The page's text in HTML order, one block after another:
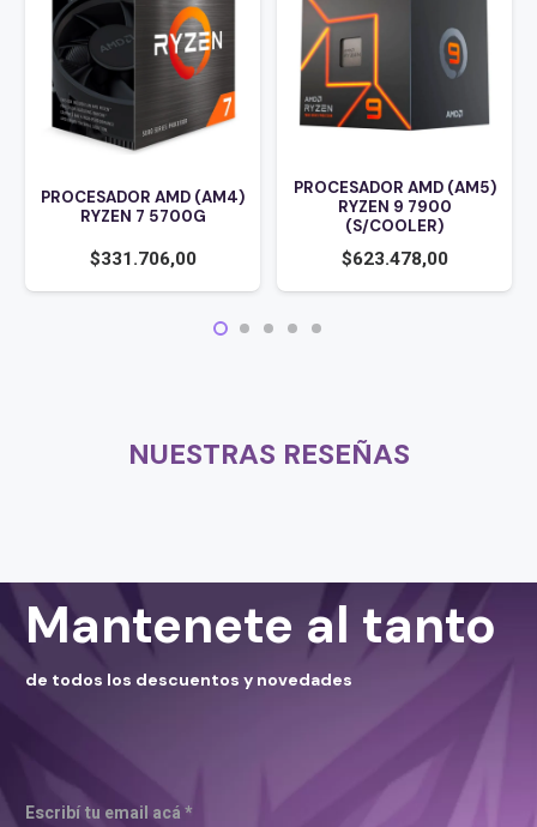
PROCESADOR AMD (AM4)
RYZEN 7 5700G
$331.706,00
PROCESADOR AMD (AM5)
RYZEN 9 7900
(S/COOLER)
$623.478,00
NUESTRAS RESEÑAS
Mantenete al tanto
de todos los descuentos y novedades
Escribí tu email acá *